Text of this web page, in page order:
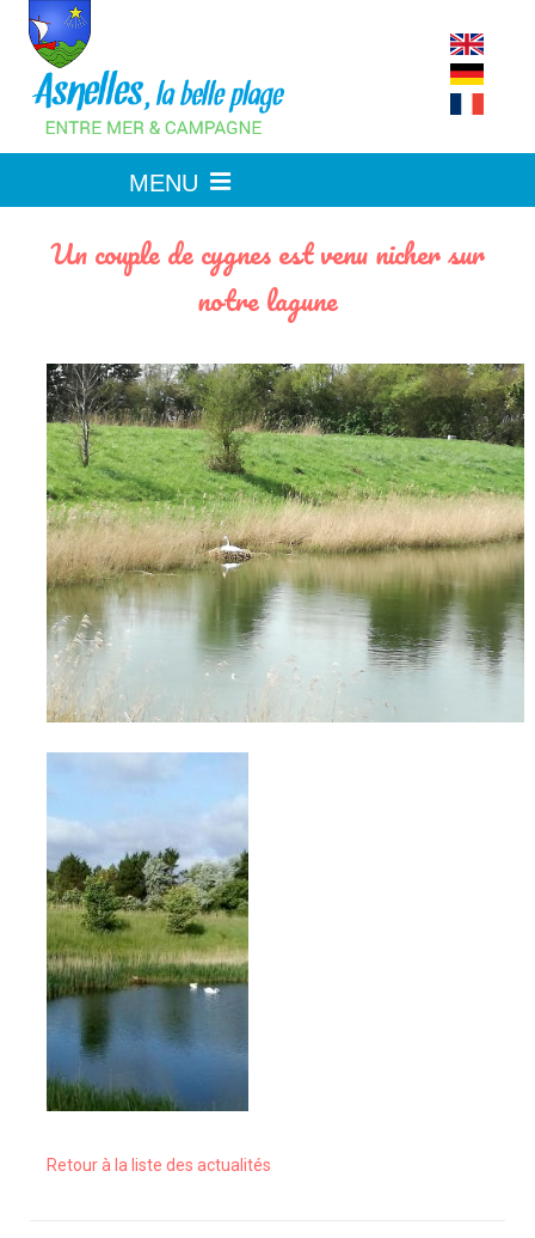
content
Un couple de cygnes est venu nicher sur
notre lagune
Retour à la liste des actualités